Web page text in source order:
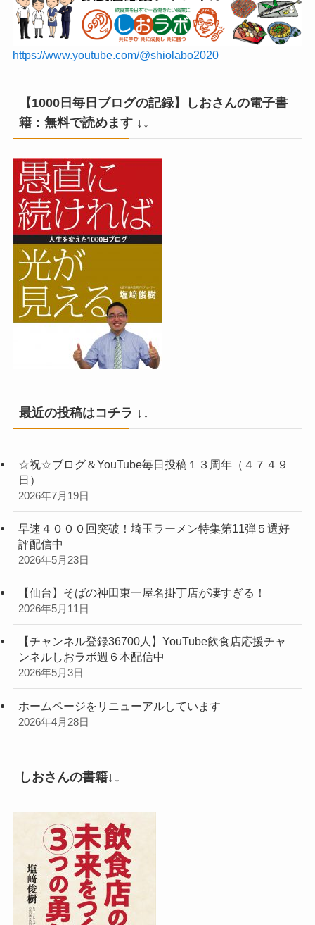
https://www.youtube.com/@shiolabo2020
【1000日毎日ブログの記録】しおさんの電子書
籍：無料で読めます ↓↓
最近の投稿はコチラ ↓↓
☆祝☆ブログ＆YouTube毎日投稿１３周年（４７４９
日）
2026年7月19日
早速４０００回突破！埼玉ラーメン特集第11弾５選好
評配信中
2026年5月23日
【仙台】そばの神田東一屋名掛丁店が凄すぎる！
2026年5月11日
【チャンネル登録36700人】YouTube飲食店応援チャ
ンネルしおラボ週６本配信中
2026年5月3日
ホームページをリニューアルしています
2026年4月28日
しおさんの書籍↓↓